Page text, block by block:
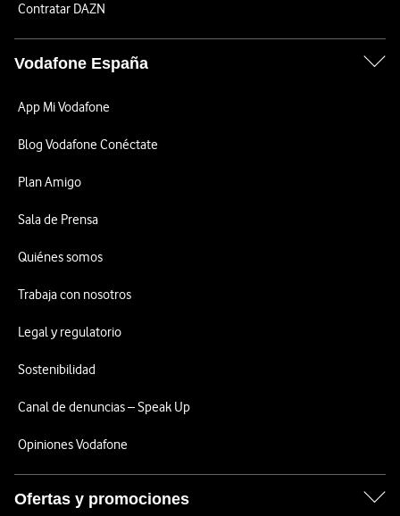
Contratar DAZN
Vodafone España
App Mi Vodafone
Blog Vodafone Conéctate
Plan Amigo
Sala de Prensa
Quiénes somos
Trabaja con nosotros
Legal y regulatorio
Sostenibilidad
Canal de denuncias – Speak Up
Opiniones Vodafone
Ofertas y promociones